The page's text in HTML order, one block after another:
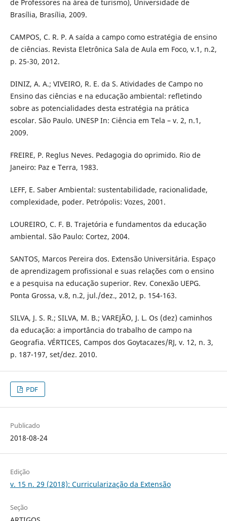
de Professores na área de turismo), Universidade de
Brasília, Brasília, 2009.
CAMPOS, C. R. P. A saída a campo como estratégia de ensino
de ciências. Revista Eletrônica Sala de Aula em Foco, v.1, n.2,
p. 25-30, 2012.
DINIZ, A. A.; VIVEIRO, R. E. da S. Atividades de Campo no
Ensino das ciências e na educação ambiental: refletindo
sobre as potencialidades desta estratégia na prática
escolar. São Paulo. UNESP In: Ciência em Tela – v. 2, n.1,
2009.
FREIRE, P. Reglus Neves. Pedagogia do oprimido. Rio de
Janeiro: Paz e Terra, 1983.
LEFF, E. Saber Ambiental: sustentabilidade, racionalidade,
complexidade, poder. Petrópolis: Vozes, 2001.
LOUREIRO, C. F. B. Trajetória e fundamentos da educação
ambiental. São Paulo: Cortez, 2004.
SANTOS, Marcos Pereira dos. Extensão Universitária. Espaço
de aprendizagem profissional e suas relações com o ensino
e a pesquisa na educação superior. Rev. Conexão UEPG.
Ponta Grossa, v.8, n.2, jul./dez., 2012, p. 154-163.
SILVA, J. S. R.; SILVA, M. B.; VAREJÃO, J. L. Os (dez) caminhos
da educação: a importância do trabalho de campo na
Geografia. VÉRTICES, Campos dos Goytacazes/RJ, v. 12, n. 3,
p. 187-197, set/dez. 2010.
PDF
Publicado
2018-08-24
Edição
v. 15 n. 29 (2018): Curricularização da Extensão
Seção